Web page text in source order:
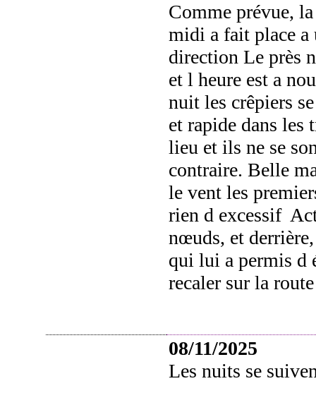
Comme prévue,
midi a fait place a
direction Le près
et l heure est a
nuit les crêpiers
et rapide dans les
lieu et ils ne se
contraire. Belle
le vent les
rien d excessif
nœuds, et
qui lui a permis d
recaler sur la
08/11/2025
Les nuits se